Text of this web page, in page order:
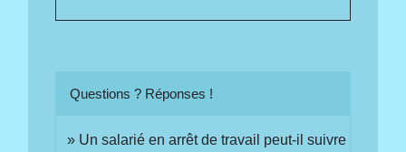
Questions ? Réponses !
Un salarié en arrêt de travail peut-il suivre